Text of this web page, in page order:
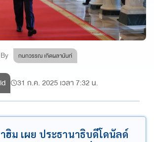
By กนกวรรณ เกิดผลานันท์
31 ก.ค. 2025 เวลา 7:32 น.
ฮิม เผย ประธานาธิบดีโดนัลด์